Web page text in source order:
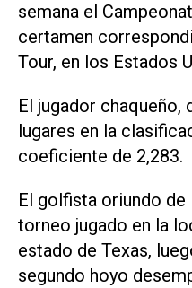
semana el
certamen
Tour, en los Estados
El jugador chaqueño,
lugares en la
coeficiente de 2,283.
El golfista oriundo
torneo jugado en la
estado de Texas,
segundo hoyo